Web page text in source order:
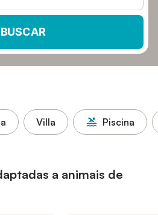
BUSCAR
Villa Piscina
a animais de